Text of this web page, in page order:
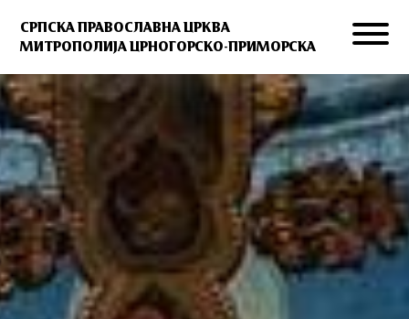
СРПСКА ПРАВОСЛАВНА ЦРКВА
МИТРОПОЛИЈА ЦРНОГОРСКО-ПРИМОРСКА